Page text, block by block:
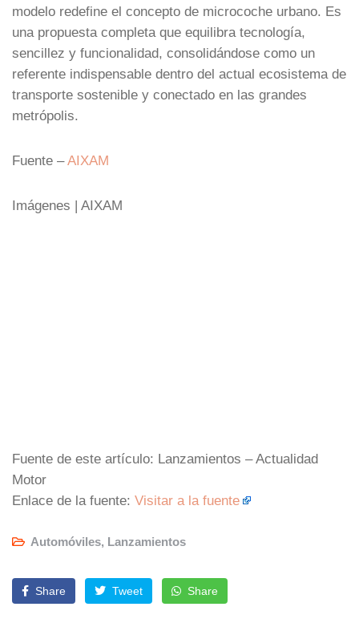
modelo redefine el concepto de microcoche urbano. Es
una propuesta completa que equilibra tecnología,
sencillez y funcionalidad, consolidándose como un
referente indispensable dentro del actual ecosistema de
transporte sostenible y conectado en las grandes
metrópolis.
Fuente –AIXAM
Imágenes | AIXAM
Fuente de este artículo: Lanzamientos – Actualidad
Motor
Enlace de la fuente: Visitar a la fuente
Automóviles, Lanzamientos
Share Tweet Share